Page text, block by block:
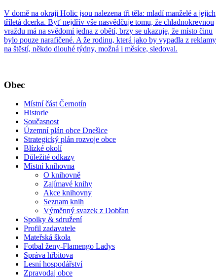
V domě na okraji Holic jsou nalezena tři těla: mladí manželé a jejich
tříletá dcerka. Byť nejdřív vše nasvědčuje tomu, že chladnokrevnou
vraždu má na svědomí jedna z obětí, brzy se ukazuje, že místo činu
bylo pouze narafičené. A že rodinu, která jako by vypadla z reklamy
na štěstí, někdo dlouhé týdny, možná i měsíce, sledoval.
Obec
Místní část Černotín
Historie
Současnost
Územní plán obce Dnešice
Strategický plán rozvoje obce
Blízké okolí
Důležité odkazy
Místní knihovna
O knihovně
Zajímavé knihy
Akce knihovny
Seznam knih
Výměnný svazek z Dobřan
Spolky & sdružení
Profil zadavatele
Mateřská škola
Fotbal ženy-Flamengo Ladys
Správa hřbitova
Lesní hospodářství
Zpravodaj obce